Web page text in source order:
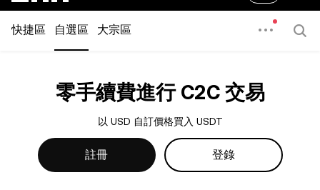
快捷區 自選區 大宗區
零手續費進行 C2C 交易
以 USD 自訂價格買入 USDT
註冊 登錄